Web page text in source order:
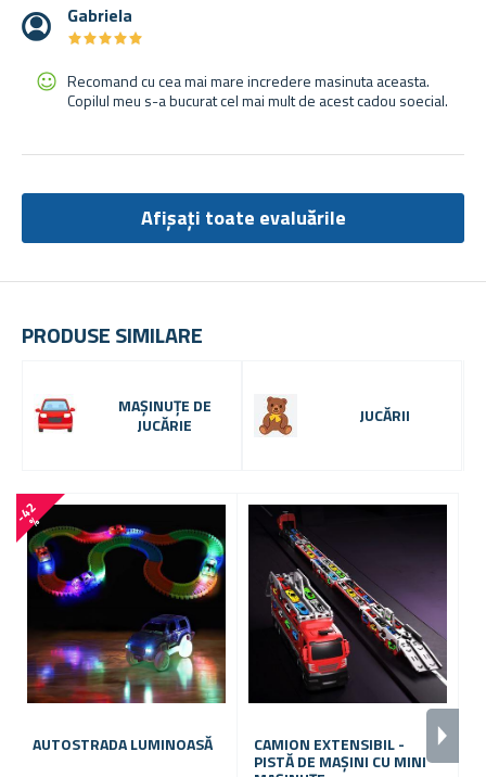
PRODUSE SIMILARE
MAȘINUȚE DE
JUCĂRIE
JUCĂRII
-
4
2
%
AUTOSTRADA LUMINOASĂ CAMION EXTENSIBIL -
PISTĂ DE MAȘINI CU MINI
Gabriela
★★★★★
★★★★★
Recomand cu cea mai mare incredere masinuta aceasta.
Copilul meu s-a bucurat cel mai mult de acest cadou soecial.
Afișați toate evaluările